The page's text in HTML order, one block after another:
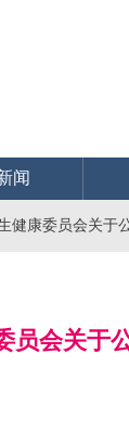
闻
康委员会关于
员会关